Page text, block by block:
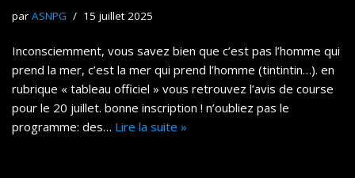
par ASNPG 15 juillet 2025
Inconsciemment, vous savez bien que c’est pas l’homme qui
prend la mer, c’est la mer qui prend l’homme (tintintin…). en
rubrique « tableau officiel » vous retrouvez l’avis de course
pour le 20 juillet. bonne inscription ! n’oubliez pas le
programme: des… Lire la suite »